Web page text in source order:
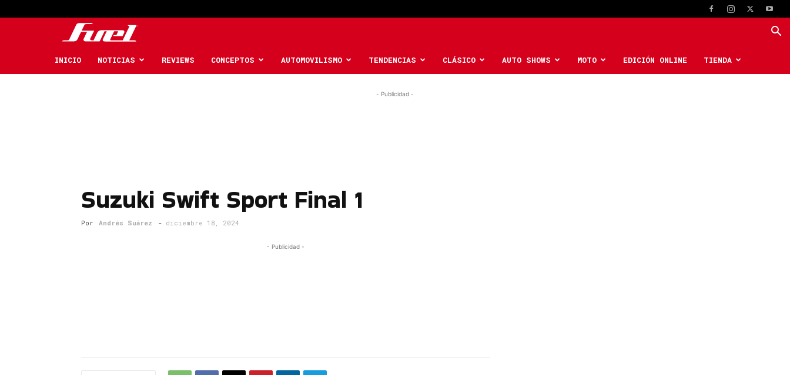
Car
INICIO NOTICIAS REVIEWS CONCEPTOS AUTOMOVILISMO TENDENCIAS CLÁSICO AUTO SHOWS MOTO EDICIÓN ONLINE TIENDA
- Publicidad -
Suzuki Swift Sport Final 1
Por Andrés Suárez - diciembre 18, 2024
- Publicidad -